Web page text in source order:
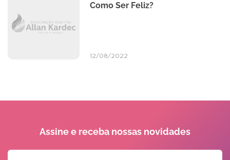
Como Ser Feliz?
12/08/2022
Assine e receba nossas novidades